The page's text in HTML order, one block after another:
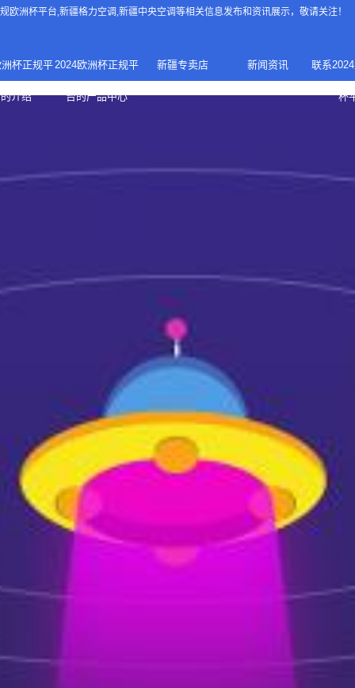
欧洲杯平台,新疆格力空调,新疆中央空调等相关信息发布和资讯展示，敬请关注！
杯正规平
介绍
正规欧洲
2024欧洲杯正规平
台的产品中心
家庭中央空调
新疆专卖店 新闻资讯 联系
杯